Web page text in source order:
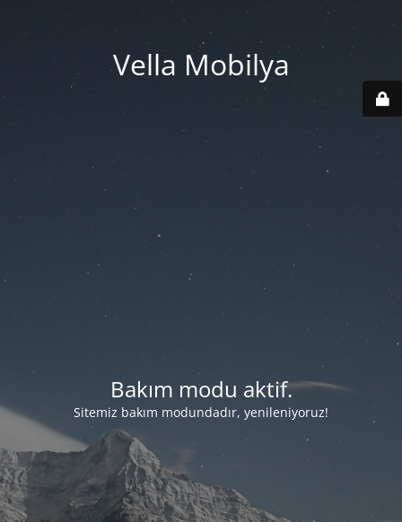
Vella Mobilya
Bakım modu aktif.
Sitemiz bakım modundadır, yenileniyoruz!